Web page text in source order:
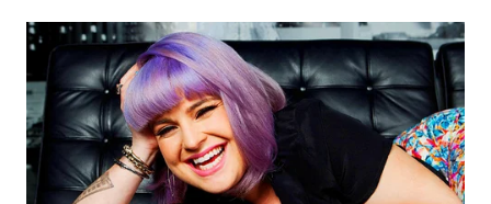
WN
BEKASI
WN
BOGOR